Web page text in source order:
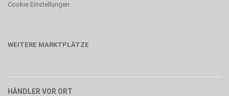
Cookie Einstellungen
WEITERE MARKTPLÄTZE
HÄNDLER VOR ORT